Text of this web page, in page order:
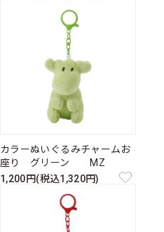
カラーぬいぐるみチャームお
座り グリーン MZ
1,200円(税込1,320円)